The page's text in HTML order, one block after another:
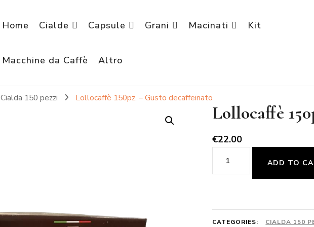
Home Cialde Capsule Grani Macinati Kit
Macchine da Caffè Altro
Cialda 150 pezzi Lollocaffè 150pz. – Gusto decaffeinato
Lollocaffè
€22.00
Lollocaffè
150pz.
decaffeinato
ADD TO
CATEGORIES: CIALDA 150